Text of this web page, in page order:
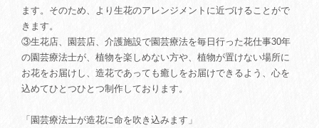
ます。そのため、より生花のアレンジメントに近づけることがで
きます。
③生花店、園芸店、介護施設で園芸療法を毎日行った花仕事30年
の園芸療法士が、植物を楽しめない方や、植物が置けない場所に
お花をお届けし、造花であっても癒しをお届けできるよう、心を
込めてひとつひとつ制作しております。
「園芸療法士が造花に命を吹き込みます」